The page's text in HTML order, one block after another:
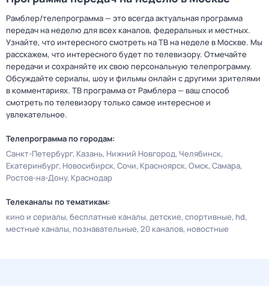
Рамблер/телепрограмма — это всегда актуальная программа
передач на неделю для всех каналов, федеральных и местных.
Узнайте, что интересного смотреть на ТВ на неделе в Москве. Мы
расскажем, что интересного будет по телевизору. Отмечайте
передачи и сохраняйте их свою персональную телепрограмму.
Обсуждайте сериалы, шоу и фильмы онлайн с другими зрителями
в комментариях. ТВ программа от Рамблера — ваш способ
смотреть по телевизору только самое интересное и
увлекательное.
Телепрограмма по городам:
Санкт-Петербург Казань Нижний Новгород Челябинск
Екатеринбург Новосибирск Сочи Красноярск Омск Самара
Ростов-на-Дону Краснодар
Телеканалы по тематикам:
кино и сериалы бесплатные каналы детские спортивные hd
местные каналы познавательные 20 каналов новостные